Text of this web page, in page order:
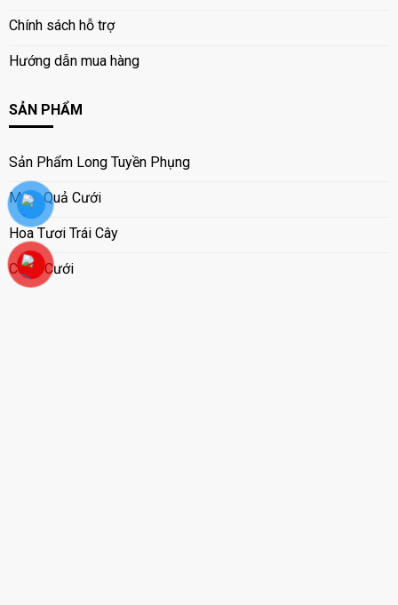
Chính sách hỗ trợ
Hướng dẫn mua hàng
SẢN PHẨM
Sản Phẩm Long Tuyền Phụng
Mâm Quả Cưới
Hoa Tươi Trái Cây
Cổng Cưới